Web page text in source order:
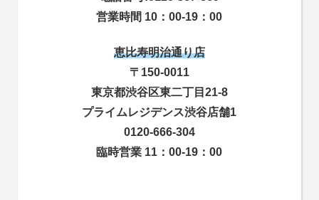
営業時間 10：00-19：00
恵比寿明治通り店
〒150-0011
東京都渋谷区東二丁目21-8
プライムレジデンス渋谷店舗1
0120-666-304
臨時営業 11：00-19：00